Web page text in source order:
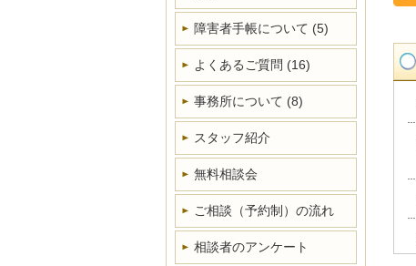
障害者手帳について (5)
よくあるご質問 (16)
事務所について (8)
スタッフ紹介
無料相談会
ご相談（予約制）の流れ
相談者のアンケート